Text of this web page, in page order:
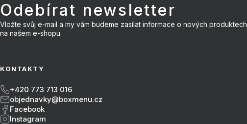
Zápatí
KONTAKTY
+420 773 713 016
objednavky@boxmenu.cz
Facebook
Instagram
Odebírat newsletter
Vložte svůj e-mail a my vám budeme zasílat informace o nových produktech
na našem e-shopu.